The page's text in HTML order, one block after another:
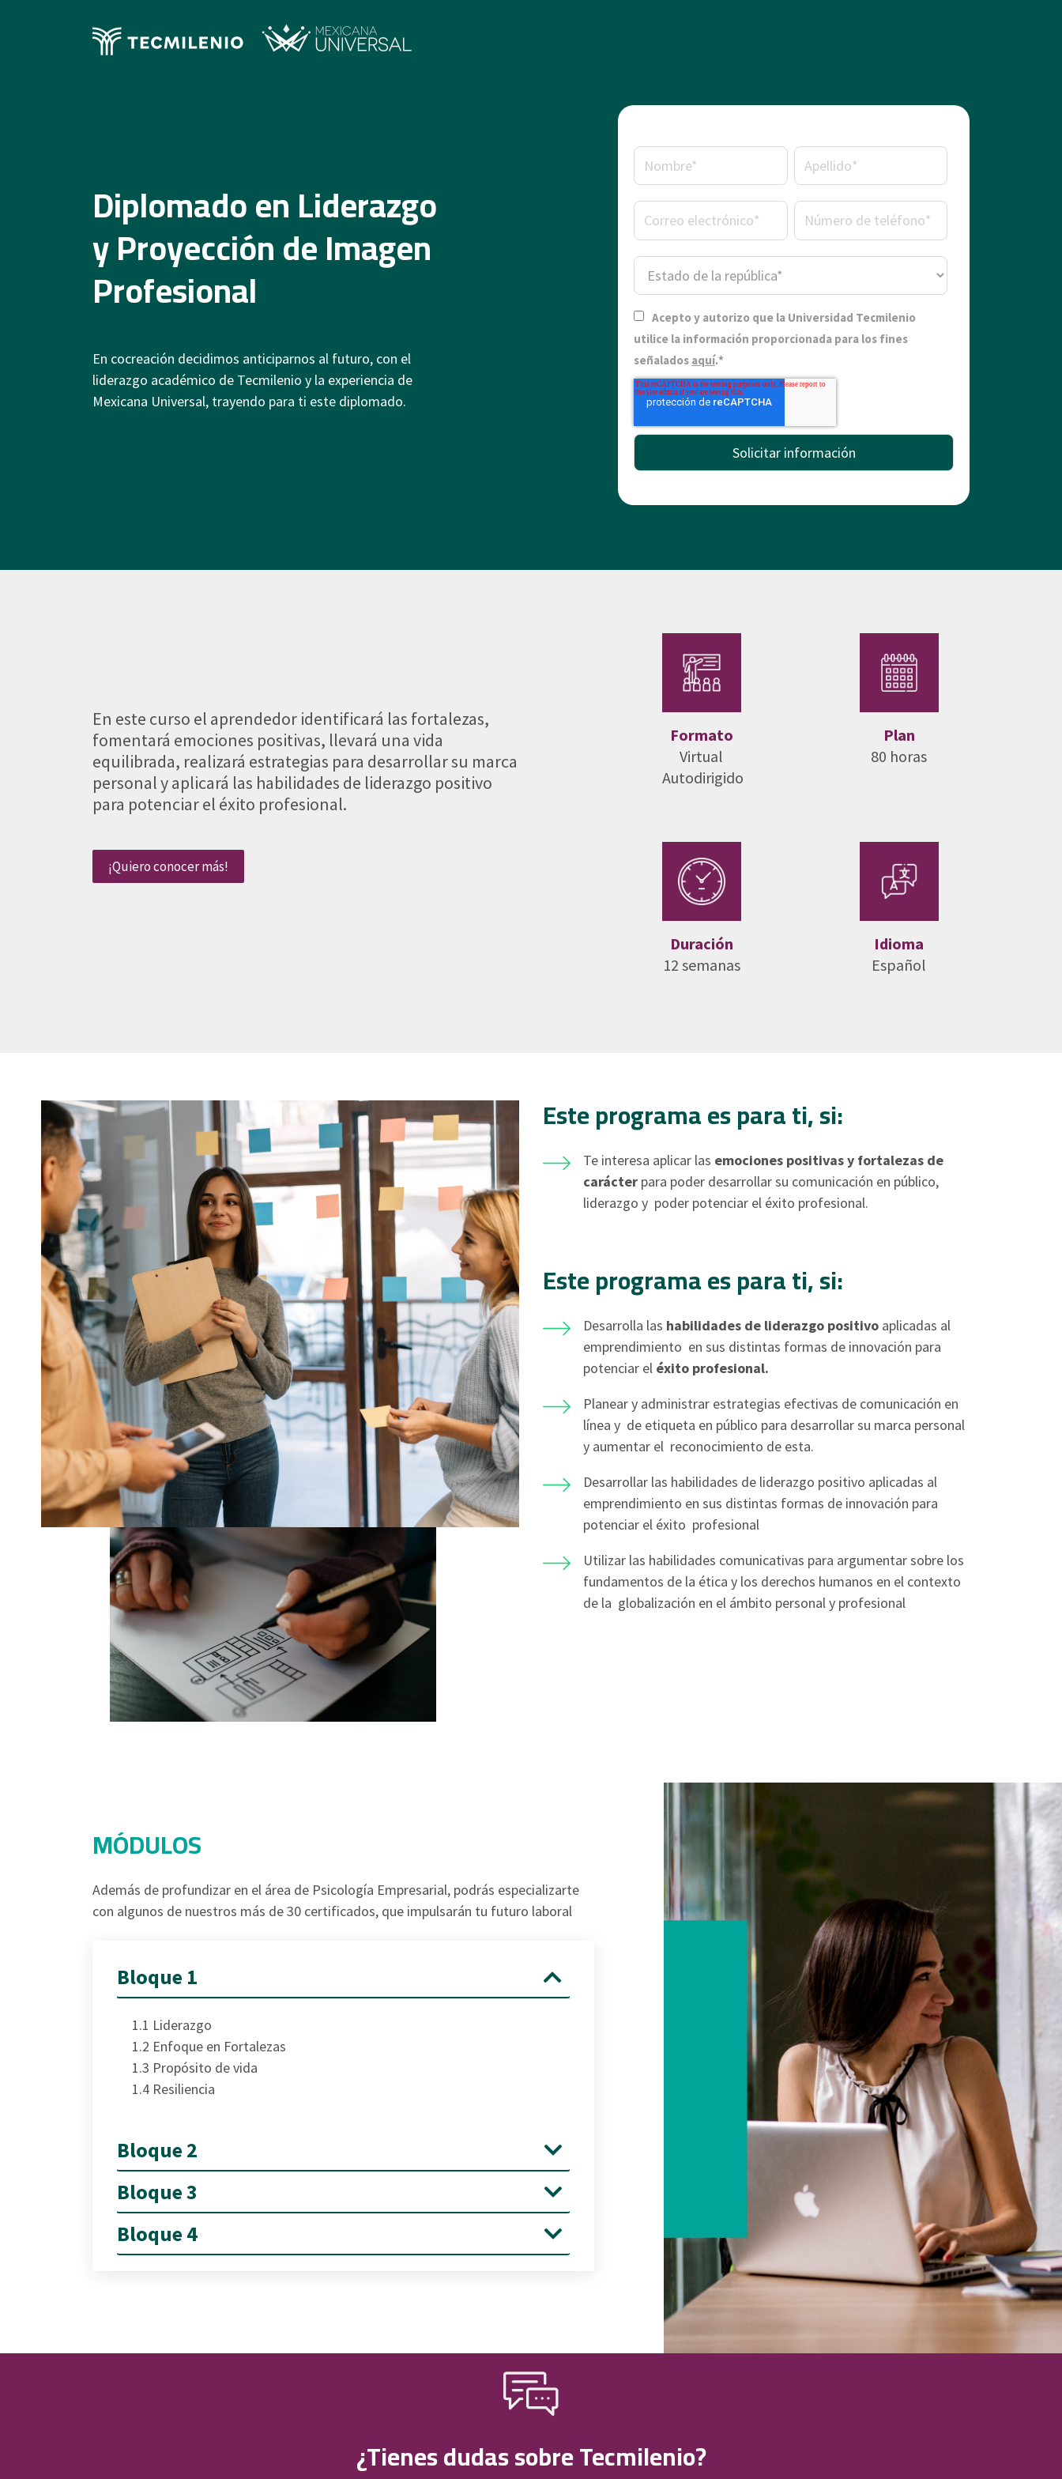
Diplomado en Liderazgo
y Proyección de Imagen
Profesional
En cocreación decidimos anticiparnos al futuro, con el
liderazgo académico de Tecmilenio y la experiencia de
Mexicana Universal, trayendo para ti este diplomado.
Acepto y autorizo que la Universidad Tecmilenio
utilice la información proporcionada para los fines
señalados aquí.*
En este curso el aprendedor identificará las fortalezas,
fomentará emociones positivas, llevará una vida
equilibrada, realizará estrategias para desarrollar su marca
personal y aplicará las habilidades de liderazgo positivo
para potenciar el éxito profesional.
¡Quiero conocer más!
Formato
Virtual
Autodirigido
Plan
80 horas
Duración
12 semanas
Idioma
Español
Este programa es para ti, si:
Te interesa aplicar las emociones positivas y fortalezas de
carácter para poder desarrollar su comunicación en público,
liderazgo y poder potenciar el éxito profesional.
Este programa es para ti, si:
Desarrolla las habilidades de liderazgo positivo aplicadas al
emprendimiento en sus distintas formas de innovación para
potenciar el éxito profesional.
Planear y administrar estrategias efectivas de comunicación en
línea y de etiqueta en público para desarrollar su marca personal
y aumentar el reconocimiento de esta.
Desarrollar las habilidades de liderazgo positivo aplicadas al
emprendimiento en sus distintas formas de innovación para
potenciar el éxito profesional
Utilizar las habilidades comunicativas para argumentar sobre los
fundamentos de la ética y los derechos humanos en el contexto
de la globalización en el ámbito personal y profesional
MÓDULOS
Además de profundizar en el área de Psicología Empresarial, podrás especializarte
con algunos de nuestros más de 30 certificados, que impulsarán tu futuro laboral
Bloque 1
1.1 Liderazgo
1.2 Enfoque en Fortalezas
1.3 Propósito de vida
1.4 Resiliencia
Bloque 2
Bloque 3
Bloque 4
¿Tienes dudas sobre Tecmilenio?